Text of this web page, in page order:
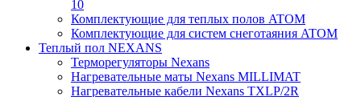
10
Комплектующие для теплых полов ATOM
Комплектующие для систем снеготаяния ATOM
Теплый пол NEXANS
Терморегуляторы Nexans
Нагревательные маты Nexans MILLIMAT
Нагревательные кабели Nexans TXLP/2R